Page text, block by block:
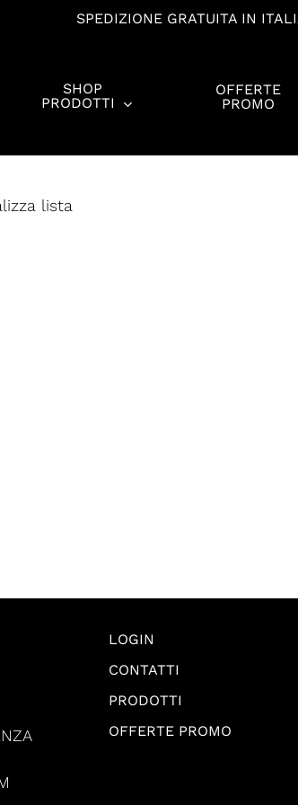
SPEDIZIONE GRATUITA IN
ESC per chiudere
SHOP
PRODOTTI
OFFERTE
PROMO
lista
LOGIN
CONTATTI
PRODOTTI
OFFERTE PROMO